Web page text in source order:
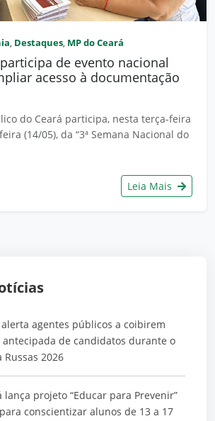
, Destaques, MP do Ceará
de evento nacional
acesso à documentação
do Ceará participa, nesta terça-feira
(14/05), da “3ª Semana Nacional do
Leia Mais
agentes públicos a coibirem
de candidatos durante o
Russas 2026
lança projeto “Educar para Prevenir”
conscientizar alunos de 13 a 17